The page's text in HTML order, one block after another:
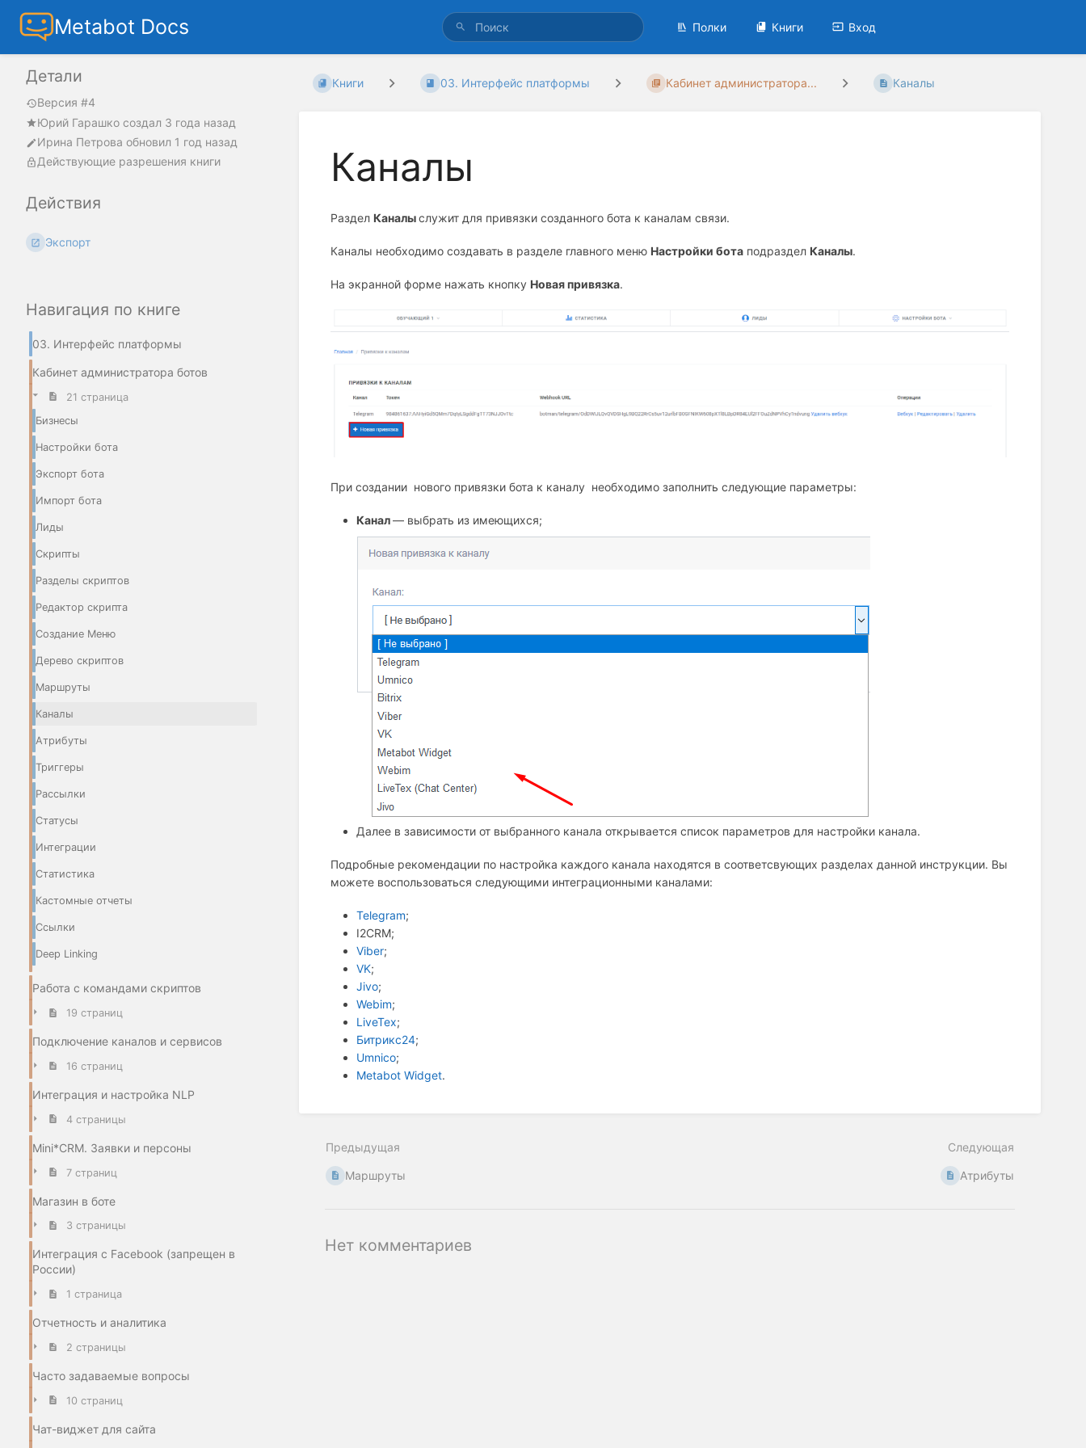
Metabot Docs Полки Книги Вход
Навигация по книге
03. Интерфейс платформы
Кабинет администратора ботов
21 страница
Бизнесы
Настройки бота
Экспорт бота
Импорт бота
Лиды
Скрипты
Разделы скриптов
Редактор скрипта
Создание Меню
Дерево скриптов
Маршруты
Каналы
Атрибуты
Триггеры
Рассылки
Статусы
Интеграции
Статистика
Кастомные отчеты
Ссылки
Deep Linking
Работа с командами скриптов
19 страниц
Подключение каналов и сервисов
16 страниц
Интеграция и настройка NLP
4 страницы
Mini*CRM. Заявки и персоны
7 страниц
Магазин в боте
3 страницы
Интеграция с Facebook (запрещен в
России)
1 страница
Отчетность и аналитика
2 страницы
Часто задаваемые вопросы
10 страниц
Чат-виджет для сайта
Книги 03. Интерфейс платформы Кабинет администратора... Каналы
Каналы
Раздел Каналыслужит для привязки созданного бота к каналам связи.
Каналы необходимо создавать в разделе главного меню Настройки бота подраздел Каналы.
На экранной форме нажать кнопку Новая привязка.
При создании нового привязки бота к каналу необходимо заполнить следующие параметры:
Канал— выбрать из имеющихся;
Далее в зависимости от выбранного канала открывается список параметров для настройки канала.
Подробные рекомендации по настройка каждого канала находятся в соответсвующих разделах данной инструкции. Вы
можете воспользоваться следующими интеграционными каналами:
Telegram;
I2CRM;
Viber;
VK;
Jivo;
Webim;
LiveTex;
Битрикс24;
Umnico;
Metabot Widget.
Предыдущая
Маршруты
Следующая
Атрибуты
Нет комментариев
Детали
Версия #4
Юрий Гарашко создал 3 года назад
Ирина Петрова обновил 1 год назад
Действующие разрешения книги
Действия
Экспорт